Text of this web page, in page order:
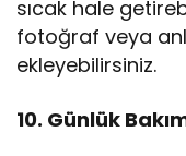
sıcak hale
fotoğraf veya
ekleyebilirsiniz.
10. Günlük